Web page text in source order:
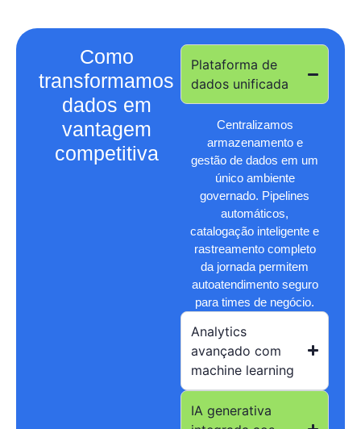
Como
transformamos
dados em
vantagem
competitiva
Plataforma de
dados unificada
Centralizamos
armazenamento e
gestão de dados em um
único ambiente
governado. Pipelines
automáticos,
catalogação inteligente e
rastreamento completo
da jornada permitem
autoatendimento seguro
para times de negócio.
Analytics
avançado com
machine learning
IA generativa